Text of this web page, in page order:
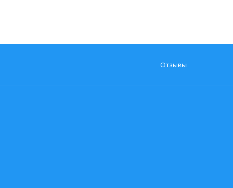
Отзывы